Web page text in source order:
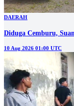
DAERAH
Diduga Cemburu,
10 Aug 2026 01:00 UTC